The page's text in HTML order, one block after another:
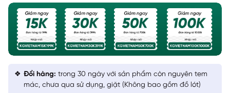
Đổi hàng: trong 30 ngày với sản phẩm còn nguyên tem
mác, chưa qua sử dụng, giặt (Không bao gồm đồ lót)